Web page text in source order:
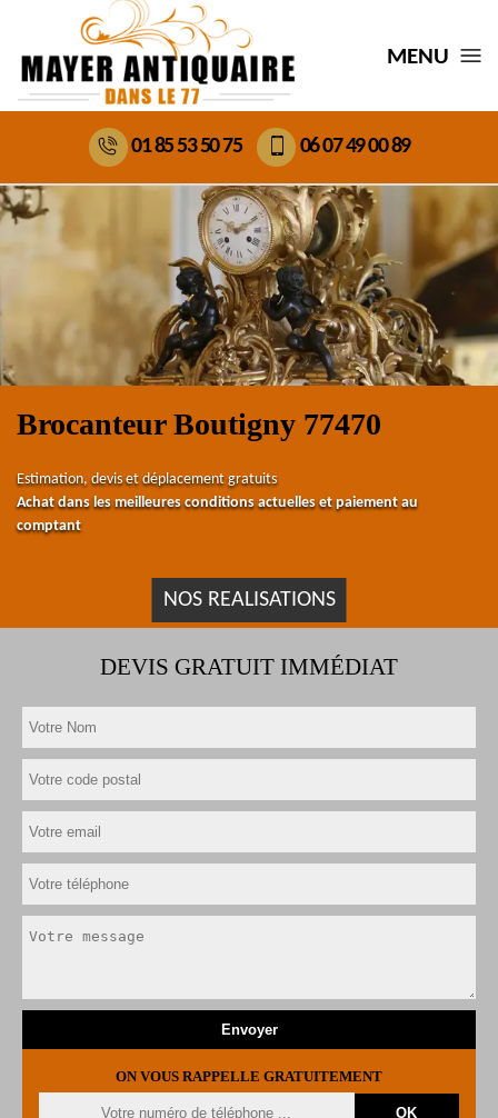
MENU
01 85 53 50 75 06 07 49 00 89
Brocanteur Boutigny 77470
Estimation, devis et déplacement gratuits
Achat dans les meilleures conditions actuelles et paiement au
comptant
NOS REALISATIONS
DEVIS GRATUIT IMMÉDIAT
ON VOUS RAPPELLE GRATUITEMENT